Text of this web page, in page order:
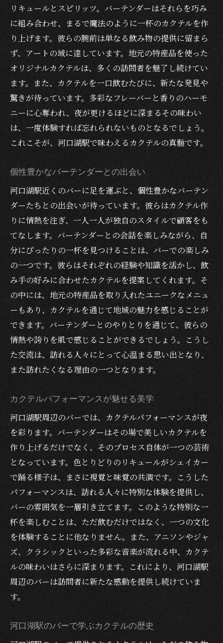
リキュールとスピリッツ。バーテンダーはそれらを巧み
に組み合わせ、まるで魔法のように一杯のカクテルを作
り上げます。彼らの腕前は単なる飲み物の提供に留まら
ず、アートの域に達しています。地元の特産品を使った
オリジナルカクテルは、多くの訪問者を魅了し続けてい
ます。また、カクテルを一口飲むたびに、新たな発見や
驚きが待っています。多彩なフレーバーと香りのハーモ
ニーに心奪われ、夜が更けるほどに深まるその味わい
は、一度体験すれば忘れられないものとなるでしょう。
これこそが、河口湖駅で味わえるカクテルの真髄です。
個性豊かなバーテンダーとの出会い
河口湖駅近くのバーに足を運ぶと、個性豊かなバーテン
ダーたちとの出会いが待っています。彼らはカクテル作
りに情熱を注ぎ、一人一人が独自のスタイルで顧客をも
てなします。バーテンダーとの会話を楽しみながら、自
分にぴったりの一杯を見つけることは、バーでの楽しみ
の一つです。彼らはそれぞれの経験や知識を活かし、飲
み手の好みに合わせたカクテルを提案してくれます。そ
の中には、地元の特産品を取り入れたユニークなメニュ
ーもあり、カクテルを通じて地域の魅力を感じることが
できます。バーテンダーとのやりとりを通じて、彼らの
情熱や誇りを肌で感じることができるでしょう。こうし
た交流は、訪れる人々にとって心温まる思い出となり、
また訪れたくなる理由の一つとなります。
カクテルパフォーマンスが魅せる美学
河口湖駅周辺のバーでは、カクテルパフォーマンスが夜
を彩ります。バーテンダーはその場で美しいカクテルを
作り上げるだけでなく、そのプロセス自体が一つの芸術
となっています。色とりどりのリキュールがシェイカー
で踊る様子は、まさに視覚と味覚の共演です。こうした
パフォーマンスは、訪れる人々に特別な体験を提供し、
バーの雰囲気を一層引き立てます。このような特別な一
杯を楽しむことは、ただ飲むだけではなく、一つの文化
を体験することに他なりません。また、アニソンやジャ
ズ、クラシックといった多彩な音楽が流れる中、カクテ
ルの味わいはさらに深まります。これにより、河口湖駅
周辺のバーは訪問者に新たな感動を提供し続けていま
す。
河口湖駅のバーで学ぶカクテルの歴史